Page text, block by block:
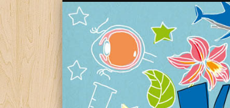
Faire aimer les Sciences aux Enfants !